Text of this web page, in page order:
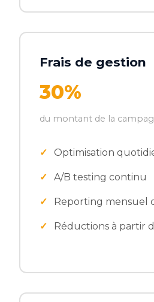
Frais de gestion
30%
du montant de la
Optimisation
A/B testing continu
Reporting mensuel
Réductions à partir